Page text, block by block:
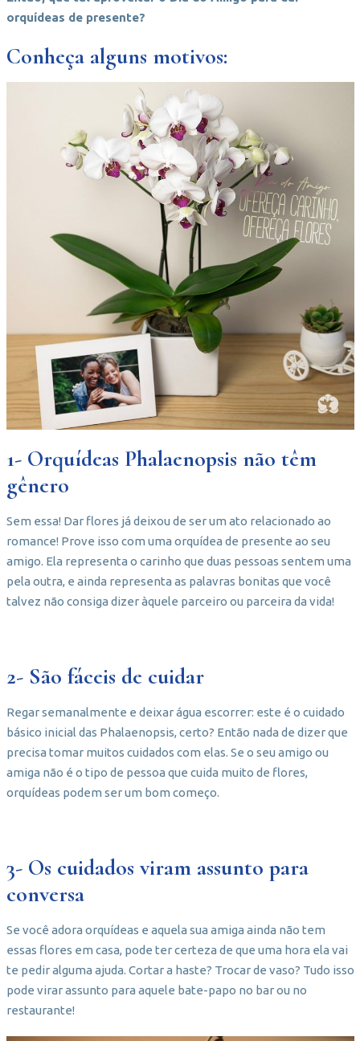
orquídeas de presente?
Conheça alguns motivos:
1- Orquídeas Phalaenopsis não têm
gênero
Sem essa! Dar flores já deixou de ser um ato relacionado ao
romance! Prove isso com uma orquídea de presente ao seu
amigo. Ela representa o carinho que duas pessoas sentem uma
pela outra, e ainda representa as palavras bonitas que você
talvez não consiga dizer àquele parceiro ou parceira da vida!
2- São fáceis de cuidar
Regar semanalmente e deixar água escorrer: este é o cuidado
básico inicial das Phalaenopsis, certo? Então nada de dizer que
precisa tomar muitos cuidados com elas. Se o seu amigo ou
amiga não é o tipo de pessoa que cuida muito de flores,
orquídeas podem ser um bom começo.
3- Os cuidados viram assunto para
conversa
Se você adora orquídeas e aquela sua amiga ainda não tem
essas flores em casa, pode ter certeza de que uma hora ela vai
te pedir alguma ajuda. Cortar a haste? Trocar de vaso? Tudo isso
pode virar assunto para aquele bate-papo no bar ou no
restaurante!